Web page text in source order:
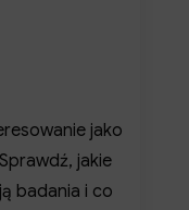
jako
jakie
badania i co